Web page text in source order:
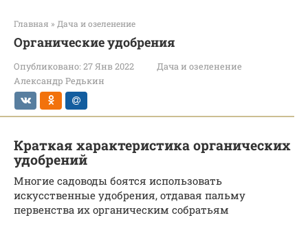
Главная » Дача и озеленение
Органические удобрения
Опубликовано: 27 Янв 2022
Дача и озеленение
Александр Редькин
Краткая характеристика органических
удобрений
Многие садоводы боятся использовать
искусственные удобрения, отдавая пальму
первенства их органическим собратьям